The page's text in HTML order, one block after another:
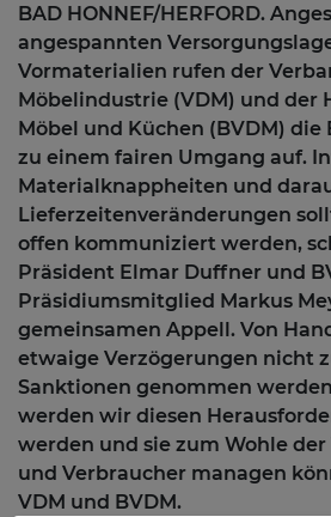
BAD HONNEF/HERFORD.
angespannten
Vormaterialien rufen der
Möbelindustrie (VDM) und der
Möbel und Küchen (BVDM)
zu einem fairen Umgang auf.
Materialknappheiten und
Lieferzeitenveränderungen
offen kommuniziert werden,
Präsident Elmar Duffner und
Präsidiumsmitglied Markus
gemeinsamen Appell. Von
etwaige Verzögerungen nicht
Sanktionen genommen
werden wir diesen
werden und sie zum Wohle
und Verbraucher managen
VDM und BVDM.